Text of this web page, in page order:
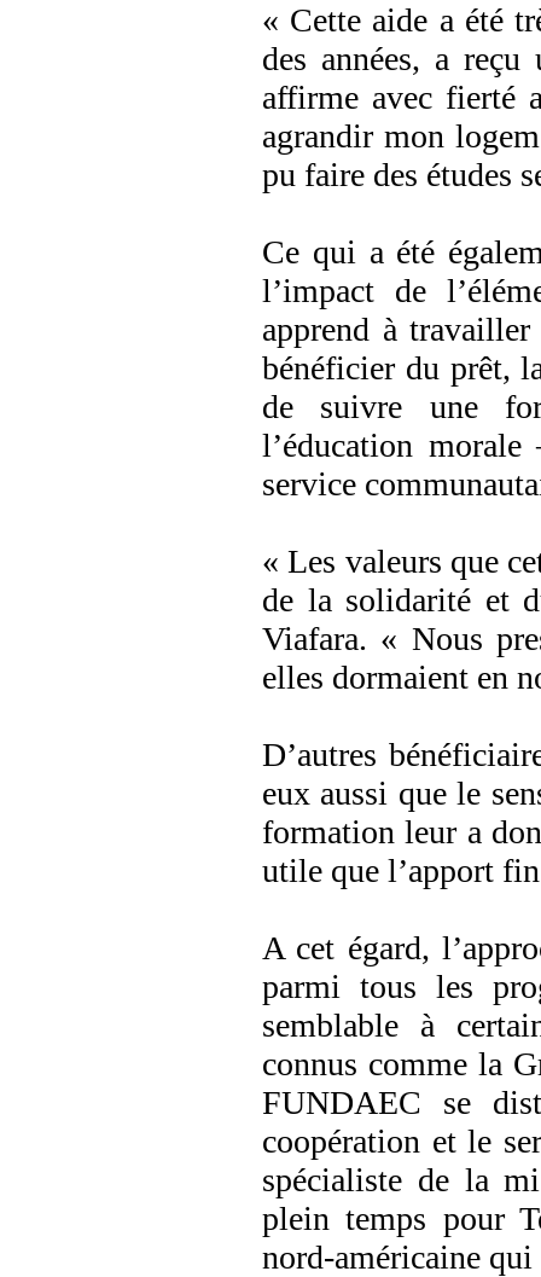
« Cette aide a été
des années, a
affirme avec fierté
agrandir mon
pu faire des études
Ce qui a été
l’impact de
apprend à
bénéficier du prêt,
de suivre une
l’éducation
service
« Les valeurs que
de la solidarité et
Viafara. « Nous
elles dormaient en
D’autres
eux aussi que le
formation leur a
utile que l’apport
A cet égard,
parmi tous les
semblable à
connus comme la
FUNDAEC se
coopération et le
spécialiste de la
plein temps pour
nord-américaine